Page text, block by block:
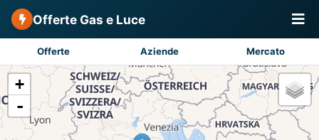
Offerte Gas e Luce
Offerte Aziende Mercato
+
-